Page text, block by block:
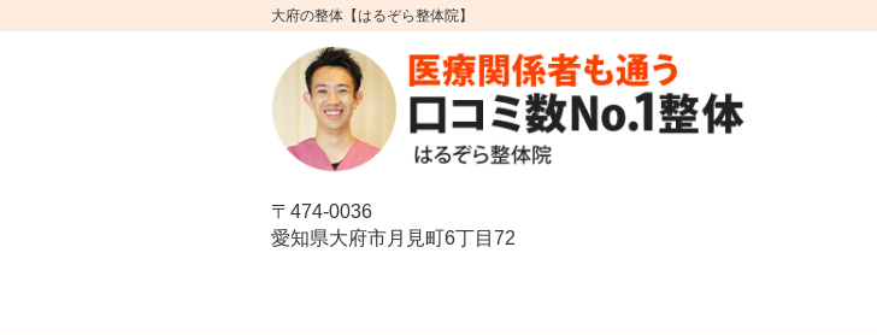
大府の整体【はるぞら整体院】
〒474-0036
愛知県大府市月見町6丁目72